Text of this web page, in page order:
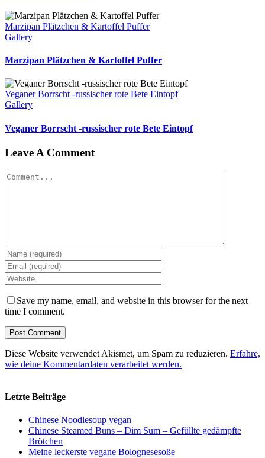
Marzipan Plätzchen & Kartoffel Puffer
Gallery
Marzipan Plätzchen & Kartoffel Puffer
Veganer Borrscht -russischer rote Bete Eintopf
Gallery
Veganer Borrscht -russischer rote Bete Eintopf
Leave A Comment
Comment
Save my name, email, and website in this browser for the next
time I comment.
Diese Website verwendet Akismet, um Spam zu reduzieren. Erfahre,
wie deine Kommentardaten verarbeitet werden.
Letzte Beiträge
Chinese Noodlesoup vegan
Chinese Steamed Buns – Dim Sum – Gefüllte gedämpfte
Brötchen
Meine leckerste vegane Bolognesesoße